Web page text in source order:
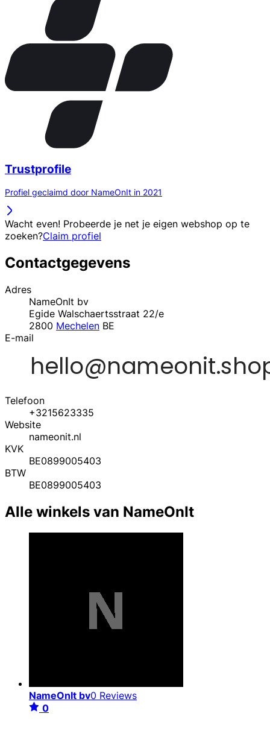
Trustprofile
Profiel geclaimd door NameOnIt in 2021
Wacht even! Probeerde je net je eigen webshop op te
zoeken?Claim profiel
Contactgegevens
Adres
NameOnIt bv
Egide Walschaertsstraat 22/e
2800 Mechelen BE
E-mail
Telefoon
+3215623335
Website
nameonit.nl
KVK
BE0899005403
BTW
BE0899005403
Alle winkels van NameOnIt
NameOnIt bv0 Reviews
0